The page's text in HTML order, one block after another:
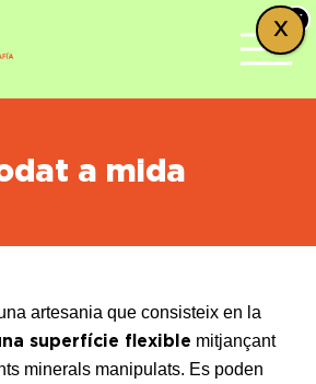
a mida
artesania que consisteix en la
superfície flexible mitjançant
minerals manipulats. Es poden
x
X